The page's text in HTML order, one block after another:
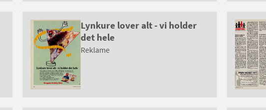
Lynkure lover alt - vi holder
det hele
Reklame